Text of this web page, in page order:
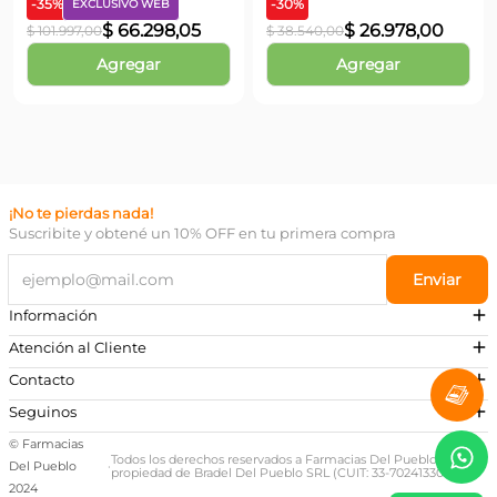
-35% EXCLUSIVO WEB
$ 101.997,00$ 66.298,05
Agregar
-30%
$ 38.540,00$ 26.978,00
Agregar
¡No te pierdas nada!
Suscribite y obtené un 10% OFF en tu primera compra
Enviar
Información
Atención al Cliente
Contacto
¿Necesitás ayuda?
Preguntas Frecuentes
Escribinos a nuestro Whatsapp
+54 381 581-0674
Seguinos
© Farmacias
Del Pueblo
2024
·Todos los derechos reservados a Farmacias Del Pueblo,
propiedad de Bradel Del Pueblo SRL (CUIT: 33-70241330-9)